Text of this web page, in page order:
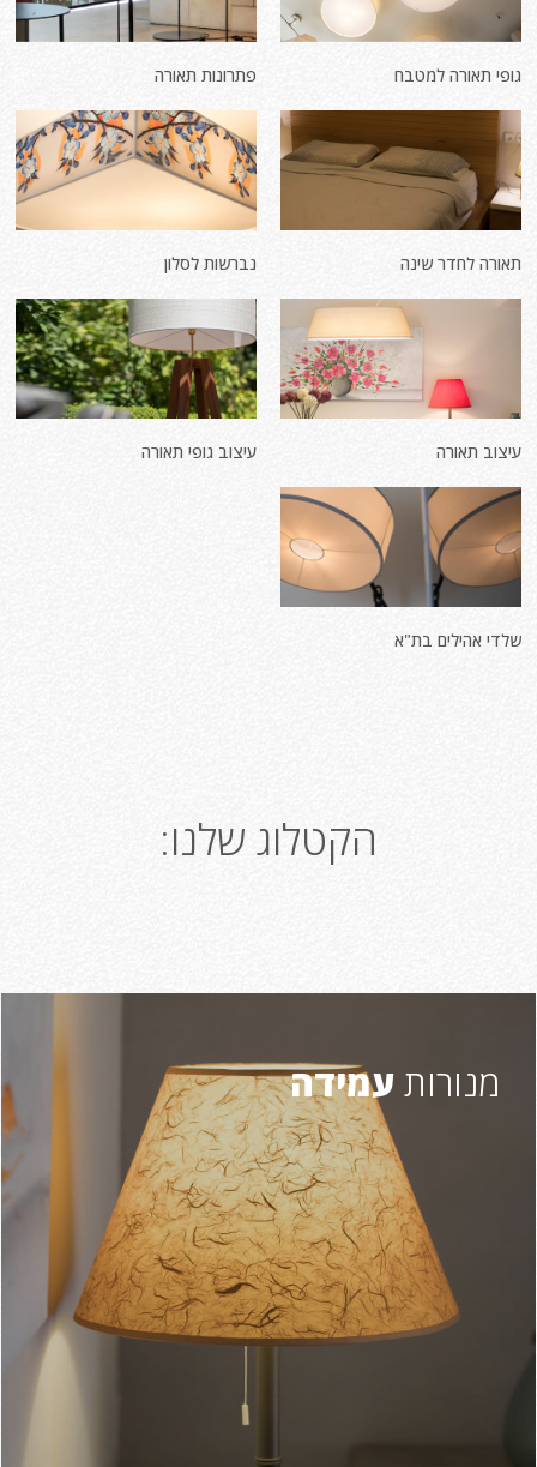
גופי תאורה למטבח פתרונות תאורה
תאורה לחדר שינה נברשות לסלון
עיצוב תאורה עיצוב גופי תאורה
שלדי אהילים בת"א
הקטלוג שלנו:
מנורותעמידה